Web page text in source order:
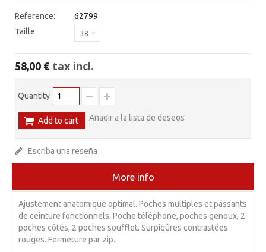
Reference:
62799
Taille
38
58,00 € tax incl.
Quantity
Add to cart Añadir a la lista de deseos
Escriba una reseña
More info
Ajustement anatomique optimal. Poches multiples et passants
de ceinture fonctionnels. Poche téléphone, poches genoux, 2
poches côtés, 2 poches soufflet. Surpiqûres contrastées
rouges. Fermeture par zip.